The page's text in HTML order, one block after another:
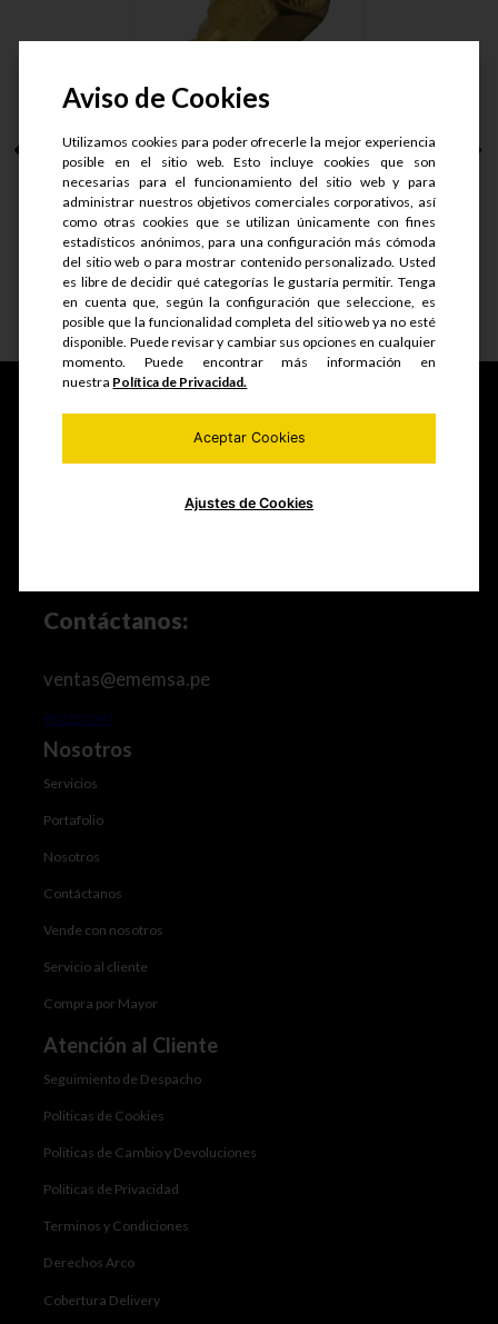
CONECTOR HEMBRA
1/4NPT PAR....
S/.16.35
S/.12.27
Ver detalle
especializada y mucho más.
Contáctanos:
ventas@ememsa.pe
952252097
Nosotros
Servicios
Portafolio
Nosotros
Contáctanos
Vende con nosotros
Servicio al cliente
Compra por Mayor
Atención al Cliente
Seguimiento de Despacho
Politicas de Cookies
Politicas de Cambio y Devoluciones
Politicas de Privacidad
Terminos y Condiciones
Derechos Arco
Cobertura Delivery
Aviso de Cookies
Utilizamos cookies para poder ofrecerle la mejor experiencia
posible en el sitio web. Esto incluye cookies que son
necesarias para el funcionamiento del sitio web y para
administrar nuestros objetivos comerciales corporativos, así
como otras cookies que se utilizan únicamente con fines
estadísticos anónimos, para una configuración más cómoda
del sitio web o para mostrar contenido personalizado. Usted
es libre de decidir qué categorías le gustaría permitir. Tenga
en cuenta que, según la configuración que seleccione, es
posible que la funcionalidad completa del sitio web ya no esté
disponible. Puede revisar y cambiar sus opciones en cualquier
momento. Puede encontrar más información en
nuestra Política de Privacidad.
Aceptar Cookies
Ajustes de Cookies